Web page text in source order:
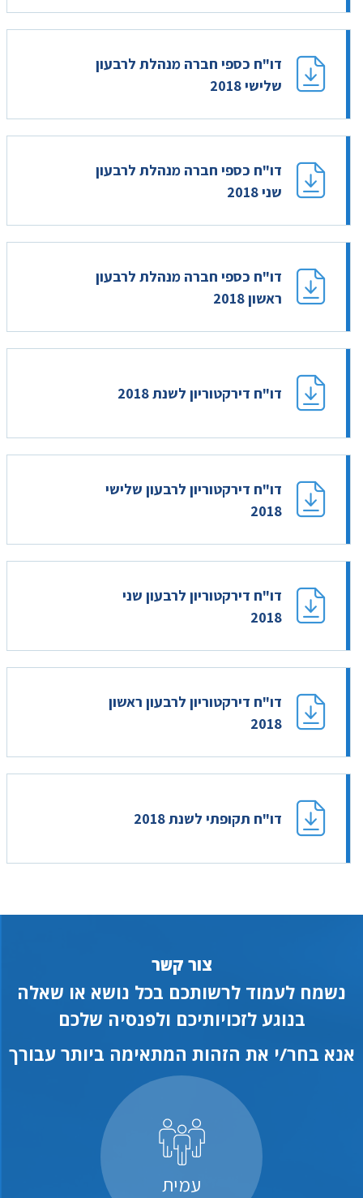
דו"ח כספי חברה מנהלת לרבעון
שלישי 2018
דו"ח כספי חברה מנהלת לרבעון
שני 2018
דו"ח כספי חברה מנהלת לרבעון
ראשון 2018
דו"ח דירקטוריון לשנת 2018
דו"ח דירקטוריון לרבעון שלישי
2018
דו"ח דירקטוריון לרבעון שני
2018
דו"ח דירקטוריון לרבעון ראשון
2018
דו"ח תקופתי לשנת 2018
צור קשר
נשמח לעמוד לרשותכם בכל נושא או שאלה
בנוגע לזכויותיכם ולפנסיה שלכם
אנא בחר/י את הזהות המתאימה ביותר עבורך
עמית